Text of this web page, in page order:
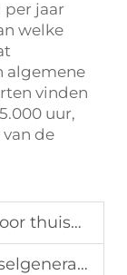
per jaar
welke
algemene
vinden
uur,
de
load-shedding
essentiële tips